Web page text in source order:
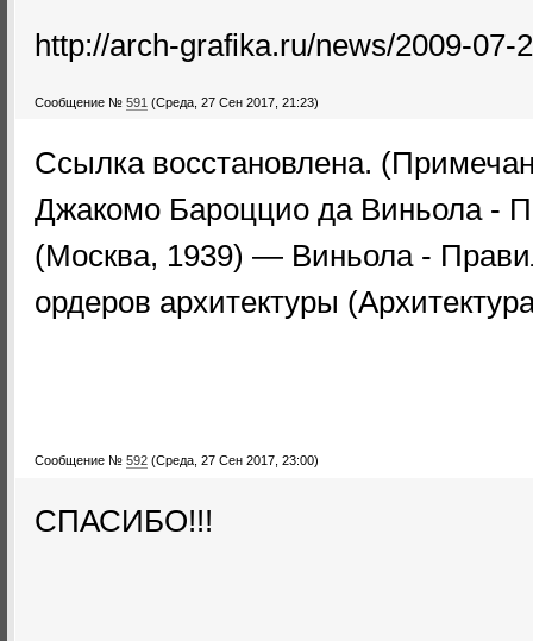
http://arch-grafika.ru/news/2009-07-
Сообщение № 591 (Среда, 27 Сен 2017, 21:23)
Ссылка восстановлена.
Джакомо Бароццио да Виньола -
(Москва, 1939) — Виньола -
ордеров архитектуры
Сообщение № 592 (Среда, 27 Сен 2017, 23:00)
СПАСИБО!!!